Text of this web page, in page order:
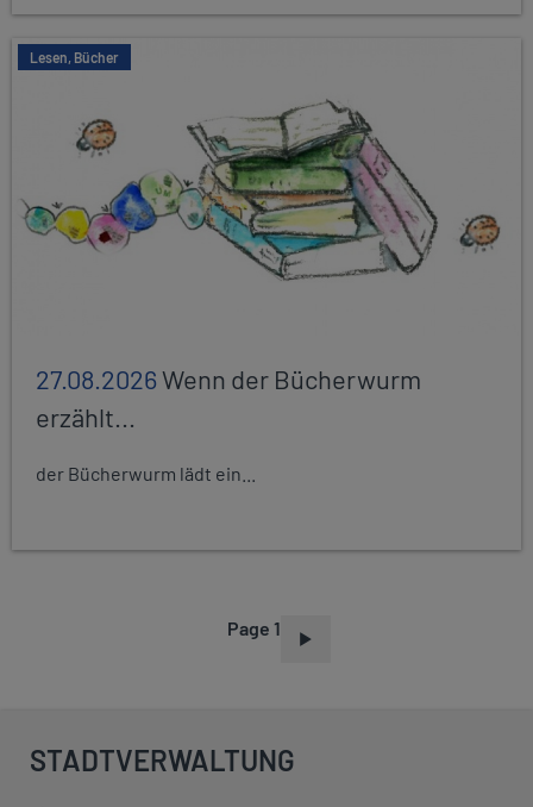
Lesen, Bücher
27.08.2026Wenn der Bücherwurm
erzählt...
der Bücherwurm lädt ein...
Page 1
STADTVERWALTUNG